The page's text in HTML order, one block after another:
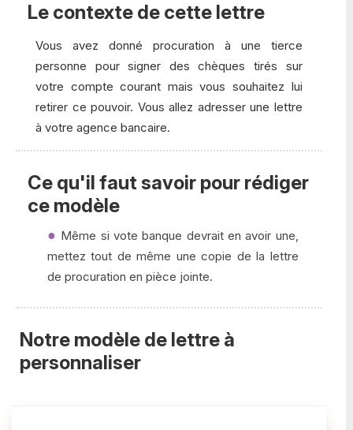
Le contexte de cette lettre
Vous avez donné procuration à une tierce
personne pour signer des chèques tirés sur
votre compte courant mais vous souhaitez lui
retirer ce pouvoir. Vous allez adresser une lettre
à votre agence bancaire.
Ce qu'il faut savoir pour rédiger
ce modèle
Même si vote banque devrait en avoir une,
mettez tout de même une copie de la lettre
de procuration en pièce jointe.
Notre modèle de lettre à
personnaliser